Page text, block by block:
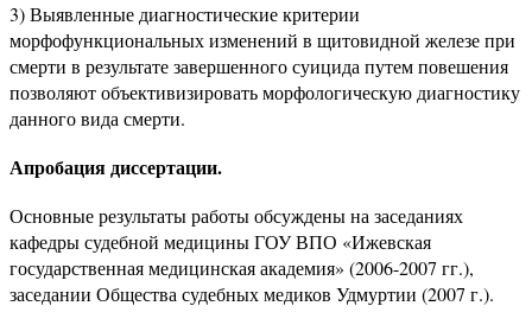
3) Выявленные диагностические критерии
морфофункциональных изменений в щитовидной железе при
смерти в результате завершенного суицида путем повешения
позволяют объективизировать морфологическую диагностику
данного вида смерти.
Апробация диссертации.
Основные результаты работы обсуждены на заседаниях
кафедры судебной медицины ГОУ ВПО «Ижевская
государственная медицинская академия» (2006-2007 гг.),
заседании Общества судебных медиков Удмуртии (2007 г.).